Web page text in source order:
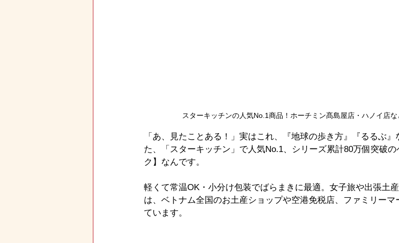
スターキッチンの人気No.1商品！ホーチミン髙島屋店・ハノイ店な
「あ、見たことある！」実はこれ、『地球の歩き方』『るるぶ
た、「スターキッチン」で人気No.1、シリーズ累計80万個突破
ク】なんです。
軽くて常温OK・小分け包装でばらまきに最適。女子旅や出張土
は、ベトナム全国のお土産ショップや空港免税店、ファミリー
ています。